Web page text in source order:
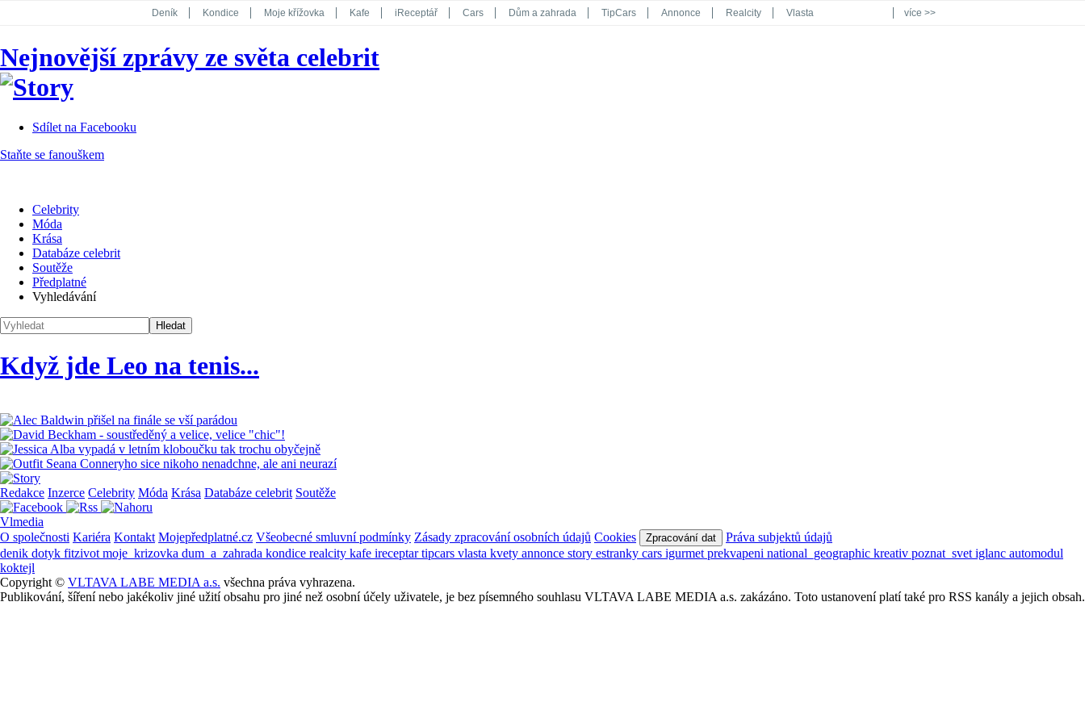
Deník Kondice Moje křížovka Kafe iReceptář Cars Dům a zahrada TipCars Annonce Realcity Vlasta
Koktejl
více >>
Nejnovější zprávy ze světa celebrit
Sdílet na Facebooku
Staňte se fanouškem
Celebrity
Móda
Krása
Databáze celebrit
Soutěže
Předplatné
Vyhledávání
Když jde Leo na tenis...
Redakce Inzerce Celebrity Móda Krása Databáze celebrit Soutěže
Vlmedia
O společnosti Kariéra Kontakt Mojepředplatné.cz Všeobecné smluvní podmínky Zásady zpracování osobních údajů Cookies Zpracování dat
Práva subjektů údajů
denik dotyk fitzivot moje_krizovka dum_a_zahrada kondice realcity kafe ireceptartipcars vlasta kvety annonce story estranky cars igurmet prekvapeni national_geographic kreativ poznat_svet iglanc automodul
koktejl
Copyright © VLTAVA LABE MEDIA a.s. všechna práva vyhrazena.
Publikování, šíření nebo jakékoliv jiné užití obsahu pro jiné než osobní účely uživatele, je bez písemného souhlasu VLTAVA LABE MEDIA a.s. zakázáno. Toto ustanovení platí také pro RSS kanály a jejich obsah.